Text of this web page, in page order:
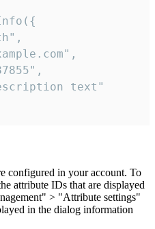
text"
configured in your account. To
attribute IDs that are displayed
> "Attribute settings"
in the dialog information